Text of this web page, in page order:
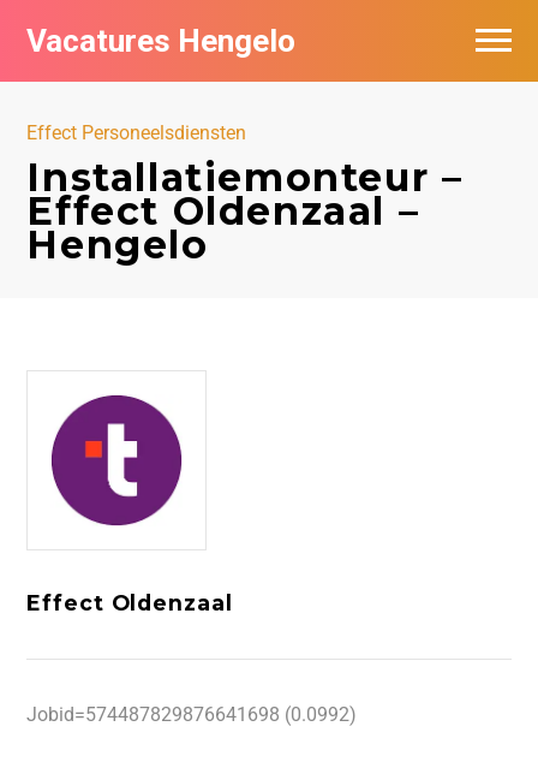
Vacatures Hengelo
Effect Personeelsdiensten
Installatiemonteur –
Effect Oldenzaal –
Hengelo
Effect Oldenzaal
Jobid=574487829876641698 (0.0992)
Vacatures per bedrijf in Hengelo
Nieuwsbrief feed